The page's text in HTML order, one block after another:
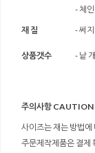
- 체
재 질
- 써
상품갯수 - 낱 개
주의사항 CAUTION
사이즈는 재는 방법에
주문제작제품은 결제